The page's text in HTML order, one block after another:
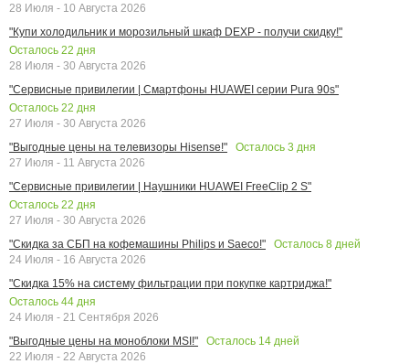
28 Июля - 10 Августа 2026
"Купи холодильник и морозильный шкаф DEXP - получи скидку!"
Осталось 22 дня
28 Июля - 30 Августа 2026
"Сервисные привилегии | Смартфоны HUAWEI серии Pura 90s"
Осталось 22 дня
27 Июля - 30 Августа 2026
"Выгодные цены на телевизоры Hisense!"
Осталось 3 дня
27 Июля - 11 Августа 2026
"Сервисные привилегии | Наушники HUAWEI FreeClip 2 S"
Осталось 22 дня
27 Июля - 30 Августа 2026
"Скидка за СБП на кофемашины Philips и Saeco!"
Осталось 8 дней
24 Июля - 16 Августа 2026
"Скидка 15% на систему фильтрации при покупке картриджа!"
Осталось 44 дня
24 Июля - 21 Сентября 2026
"Выгодные цены на моноблоки MSI!"
Осталось 14 дней
22 Июля - 22 Августа 2026